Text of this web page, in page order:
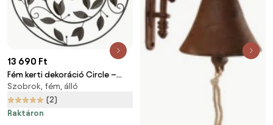
13 690 Ft
Fém kerti dekoráció Circle –
Garden Pleasure
Szobrok, fém, álló
(2)
Raktáron